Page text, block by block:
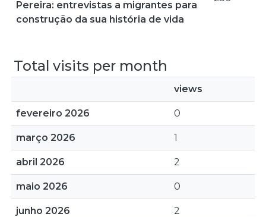
Pereira: entrevistas a migrantes para
construção da sua história de vida
Total visits per month
views
fevereiro 2026 0
março 2026 1
abril 2026 2
maio 2026 0
junho 2026 2